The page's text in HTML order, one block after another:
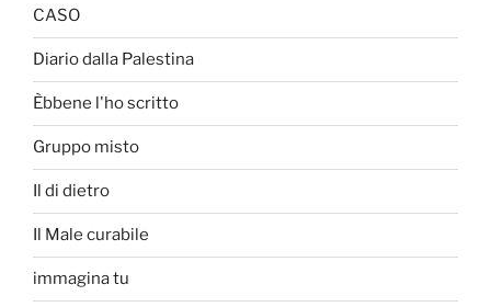
CASO
Diario dalla Palestina
Èbbene l'ho scritto
Gruppo misto
Il di dietro
Il Male curabile
immagina tu